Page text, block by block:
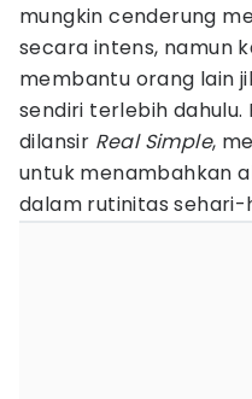
mungkin cenderung
secara intens, namun
membantu orang lain
sendiri terlebih dahulu.
dilansir Real Simple,
untuk menambahkan
dalam rutinitas sehari-